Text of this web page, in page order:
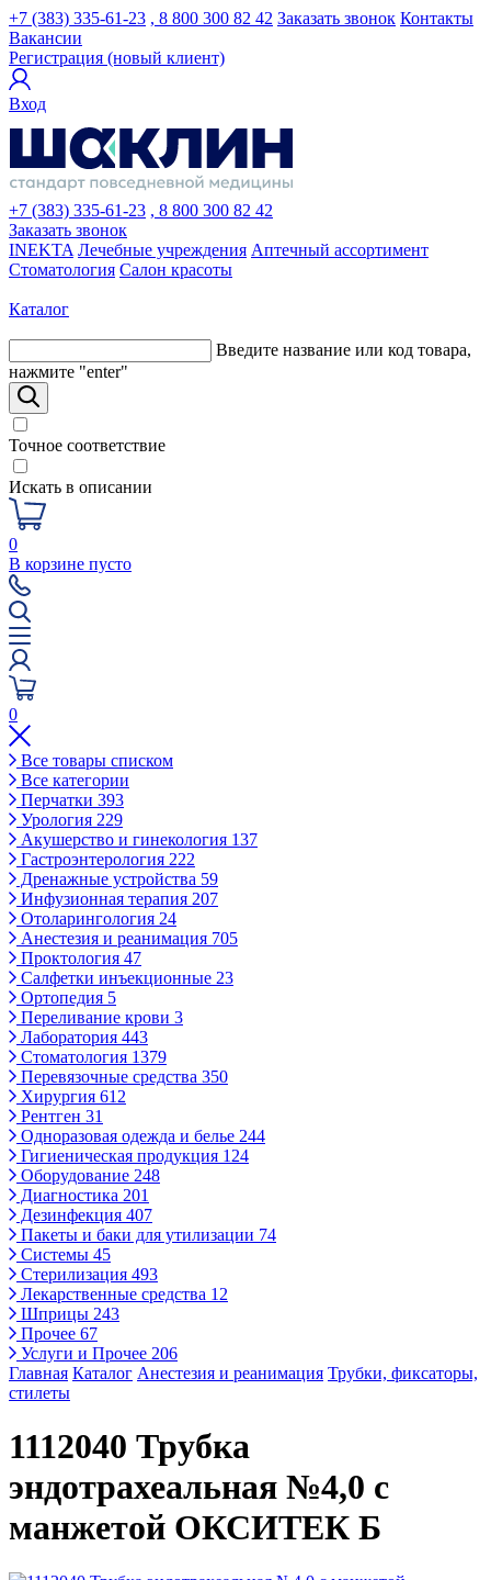
+7 (383) 335-61-23 , 8 800 300 82 42 Заказать звонок Контакты
Вакансии
Регистрация (новый клиент)
Вход
+7 (383) 335-61-23 , 8 800 300 82 42
Заказать звонок
INEKTA Лечебные учреждения Аптечный ассортимент
Стоматология Салон красоты
Каталог
Введите название или код товара,
нажмите "enter"
Точное соответствие
Искать в описании
0
В корзине пусто
0
Все товары списком
Все категории
Перчатки 393
Урология 229
Акушерство и гинекология 137
Гастроэнтерология 222
Дренажные устройства 59
Инфузионная терапия 207
Отоларингология 24
Анестезия и реанимация 705
Проктология 47
Салфетки инъекционные 23
Ортопедия 5
Переливание крови 3
Лаборатория 443
Стоматология 1379
Перевязочные средства 350
Хирургия 612
Рентген 31
Одноразовая одежда и белье 244
Гигиеническая продукция 124
Оборудование 248
Диагностика 201
Дезинфекция 407
Пакеты и баки для утилизации 74
Системы 45
Стерилизация 493
Лекарственные средства 12
Шприцы 243
Прочее 67
Услуги и Прочее 206
Главная Каталог Анестезия и реанимация Трубки, фиксаторы,
стилеты
1112040 Трубка
эндотрахеальная №4,0 с
манжетой ОКСИТЕК Б